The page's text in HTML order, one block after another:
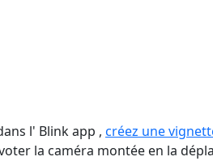
l' Blink app , créez une
la caméra montée en la